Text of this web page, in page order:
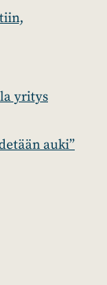
yritys
auki”